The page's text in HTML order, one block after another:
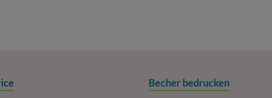
Becher bedrucken